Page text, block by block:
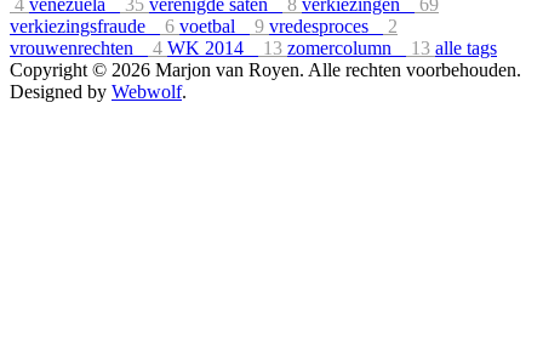
verkiezingsfraude
6 voetbal 9 vredesproces
2
vrouwenrechten
4 WK 2014 13 zomercolumn 13 alle tags
Copyright © 2026 Marjon van Royen. Alle rechten voorbehouden.
Designed by Webwolf.